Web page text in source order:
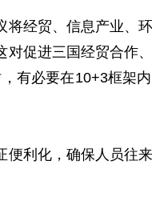
经贸、信息产业、
促进三国经贸合作
有必要在10+3框架
利化，确保人员往来